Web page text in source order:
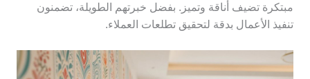
مبتكرة تضيف أناقة وتميز. بفضل خبرتهم الطويلة، تضمنون
تنفيذ الأعمال بدقة لتحقيق تطلعات العملاء.